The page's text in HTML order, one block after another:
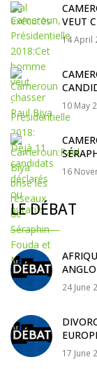
VEUT
14 April
10 May
16
LE DÉBAT
24 June
17 June